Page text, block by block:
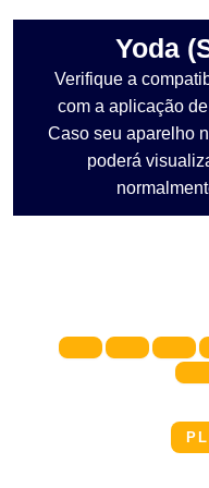
Yoda
Verifique a
com a aplicação
Caso seu aparelho
poderá